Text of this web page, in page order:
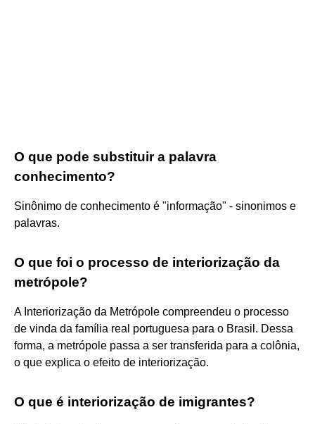
O que pode substituir a palavra
conhecimento?
Sinônimo de conhecimento é "informação" - sinonimos e
palavras.
O que foi o processo de interiorização da
metrópole?
A Interiorização da Metrópole compreendeu o processo
de vinda da família real portuguesa para o Brasil. Dessa
forma, a metrópole passa a ser transferida para a colônia,
o que explica o efeito de interiorização.
O que é interiorização de imigrantes?